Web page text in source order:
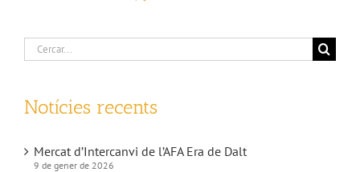
Cerca
…
Notícies recents
Mercat d’Intercanvi de l’AFA Era de Dalt
9 de gener de 2026